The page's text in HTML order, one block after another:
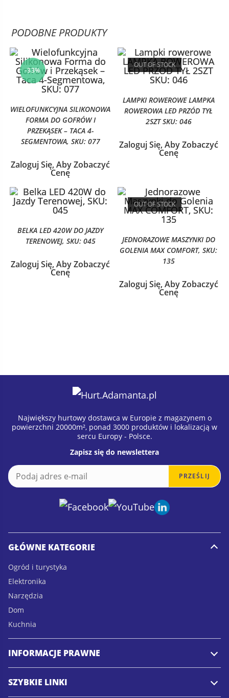
PODOBNE PRODUKTY
-33%
WIELOFUNKCYJNA SILIKONOWA
FORMA DO GOFRÓW I
PRZEKĄSEK – TACA 4-
SEGMENTOWA, SKU: 077
Zaloguj Się, Aby Zobaczyć
Cenę
OUT OF STOCK
LAMPKI ROWEROWE LAMPKA
ROWEROWA LED PRZÓD TYŁ
2SZT SKU: 046
Zaloguj Się, Aby Zobaczyć
Cenę
BELKA LED 420W DO JAZDY
TERENOWEJ, SKU: 045
Zaloguj Się, Aby Zobaczyć
Cenę
OUT OF STOCK
JEDNORAZOWE MASZYNKI DO
GOLENIA MAX COMFORT, SKU:
135
Zaloguj Się, Aby Zobaczyć
Cenę
Największy hurtowy dostawca w Europie z magazynem o
powierzchni 20000m², ponad 3000 produktów i lokalizacją w
sercu Europy - Polsce.
Zapisz się do newslettera
a
l
E
m
PRZEŚLIJ
GŁÓWNE KATEGORIE
Ogród i turystyka
Elektronika
Narzędzia
Dom
Kuchnia
INFORMACJE PRAWNE
SZYBKIE LINKI